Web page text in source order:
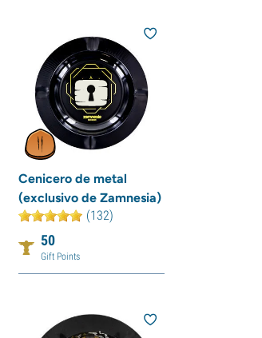
Cenicero de metal
(exclusivo de Zamnesia)
(132)
50
Gift Points